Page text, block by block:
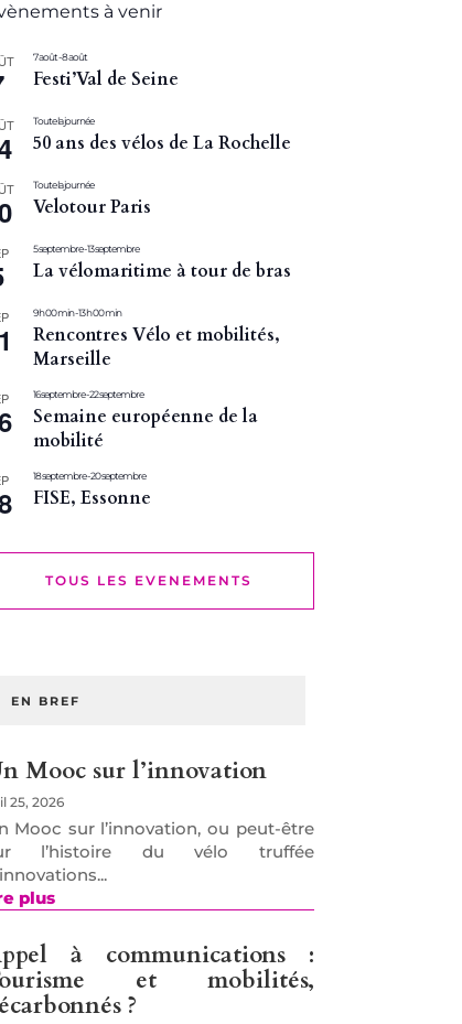
à venir
7 août-8 août
Festi’Val de Seine
Toute la journée
50 ans des vélos de La Rochelle
Toute la journée
Velotour Paris
5 septembre-13 septembre
La vélomaritime à tour de bras
9 h 00 min-13 h 00 min
Rencontres Vélo et mobilités,
Marseille
16 septembre-22 septembre
Semaine européenne de la
mobilité
18 septembre-20 septembre
FISE, Essonne
TOUS LES EVENEMENTS
EN BREF
Mooc sur l’innovation
25, 2026
Mooc sur l’innovation, ou peut-être
l’histoire du vélo truffée
plus
à communications :
et mobilités,
?